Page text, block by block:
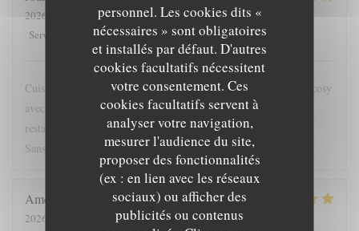
personnel. Les cookies dits «
nécessaires » sont obligatoires
et installés par défaut. D'autres
cookies facultatifs nécessitent
votre consentement. Ces
cookies facultatifs servent à
analyser votre navigation,
mesurer l'audience du site,
proposer des fonctionnalités
(ex : en lien avec les réseaux
sociaux) ou afficher des
publicités ou contenus
2026-08-03
- 12:30 - Couverts 6
Service
Ambiance:5/5 Cuisine: 5/5 Qualité / Prix
Cuisine originale, subtile et authentique. Le tout dans un cadre cosy
avec vue imprenable sur le bassin. J'adore cette approche de la
restauration engagée et raffinée, mais sans chichi. Jamais déçue.
Sans nul doute, le meilleur restau de Saint-Nazaire!
Amelie
2026-08-04
- 12:45 - Couverts 12